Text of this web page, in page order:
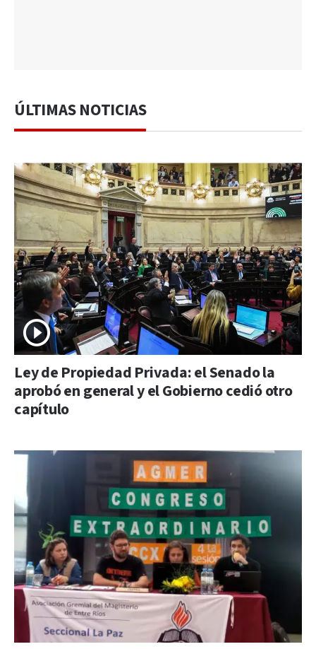
ÚLTIMAS NOTICIAS
Ley de Propiedad Privada: el Senado la
aprobó en general y el Gobierno cedió otro
capítulo